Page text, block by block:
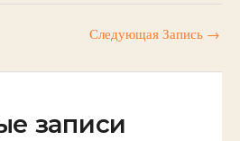
Следующая Запись →
записи